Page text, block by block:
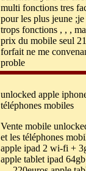
multi fonctions tres
pour les plus jeune ;je
trops fonctions , , ,
prix du mobile seul
forfait ne me
proble
unlocked apple
téléphones mobiles
Vente mobile
et les téléphones
apple ipad 2 wi-fi +
apple tablet ipad